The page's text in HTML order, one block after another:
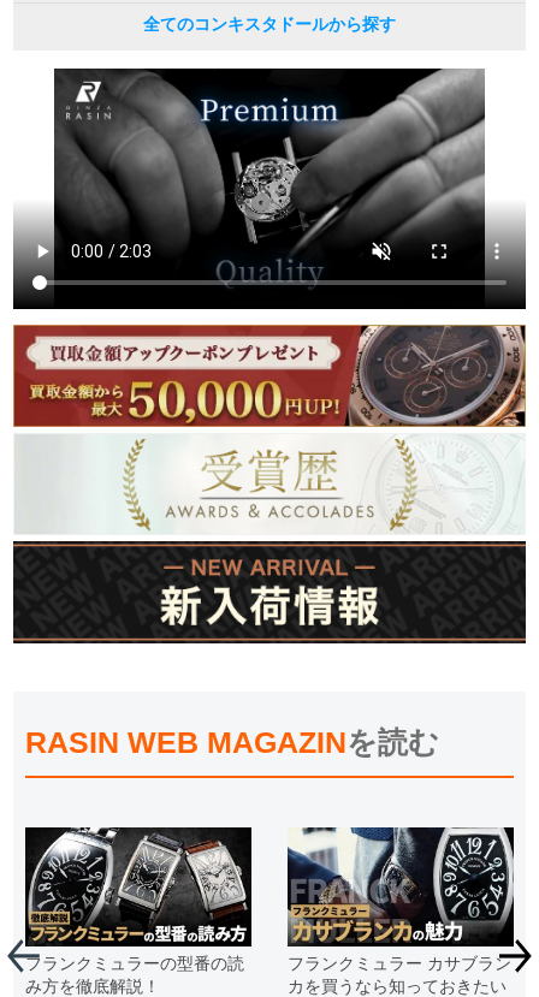
全てのコンキスタドールから探す
RASIN WEB MAGAZINを読む
フランクミュラーの型番の読
み方を徹底解説！
フランクミュラー カサブラン
カを買うなら知っておきたい